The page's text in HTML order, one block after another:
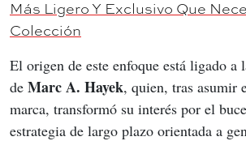
Más Ligero Y Exclusivo Que
Colección
El origen de este enfoque está ligado a
de Marc A. Hayek, quien, tras asumir
marca, transformó su interés por el
estrategia de largo plazo orientada a